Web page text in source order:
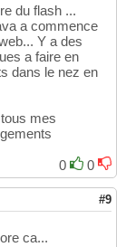
du flash ...
a commence
Y a des
a faire en
dans le nez en
mes
0
0
#9
ca...